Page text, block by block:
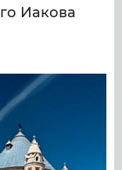
Иакова